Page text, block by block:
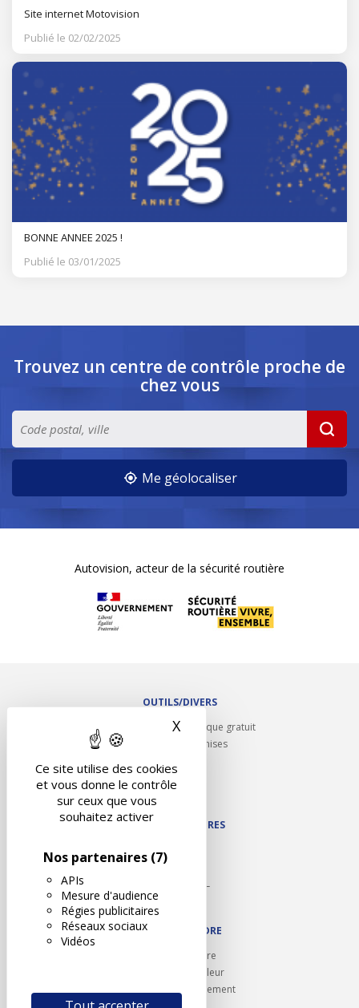
Ce site utilise des cookies
et vous donne le contrôle
sur ceux que vous
souhaitez activer
Nos partenaires (7)
APIs
Mesure d'audience
Régies publicitaires
Réseaux sociaux
Vidéos
X Masquer le bandeau des
Site internet Motovision
Publié le 02/02/2025
BONNE ANNEE 2025 !
Publié le 03/01/2025
Trouvez un centre de contrôle proche de
chez vous
Me géolocaliser
Autovision, acteur de la sécurité routière
OUTILS/DIVERS
Rappel contrôle technique gratuit
Partenariats/Remises
Contact
NOS PARTENAIRES
Autodidact
Karoil
Autovision PL
Motovision
NOUS REJOINDRE
Ouvrir un centre
Devenez contrôleur
Carrières et recrutement